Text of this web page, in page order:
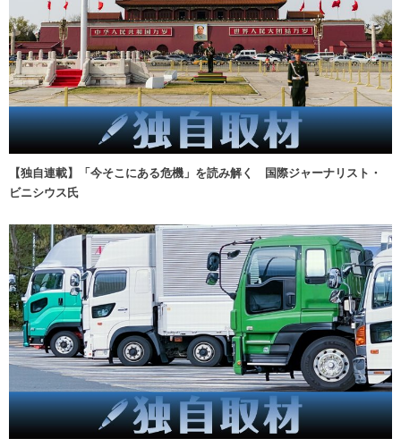
【独自連載】「今そこにある危機」を読み解く 国際ジャーナリスト・
ビニシウス氏